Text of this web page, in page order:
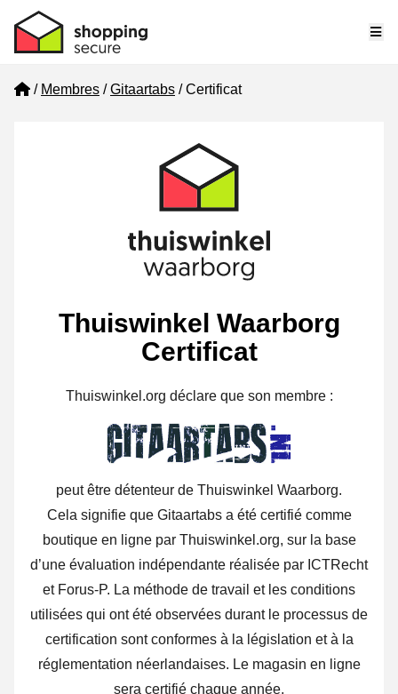
Home
Membres Gitaartabs Certificat
Thuiswinkel Waarborg
Certificat
Thuiswinkel.org déclare que son membre :
peut être détenteur de Thuiswinkel Waarborg.
Cela signifie que Gitaartabs a été certifié comme
boutique en ligne par Thuiswinkel.org, sur la base
d’une évaluation indépendante réalisée par ICTRecht
et Forus-P. La méthode de travail et les conditions
utilisées qui ont été observées durant le processus de
certification sont conformes à la législation et à la
réglementation néerlandaises. Le magasin en ligne
sera certifié chaque année.